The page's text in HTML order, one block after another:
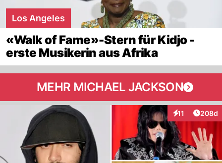
Los Angeles
«Walk of Fame»-Stern für Kidjo -
erste Musikerin aus Afrika
MEHR MICHAEL JACKSON
11
Interaktionen
208d